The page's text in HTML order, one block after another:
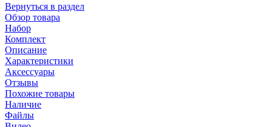
Вернуться в раздел
Обзор товара
Набор
Комплект
Описание
Характеристики
Аксессуары
Отзывы
Похожие товары
Наличие
Файлы